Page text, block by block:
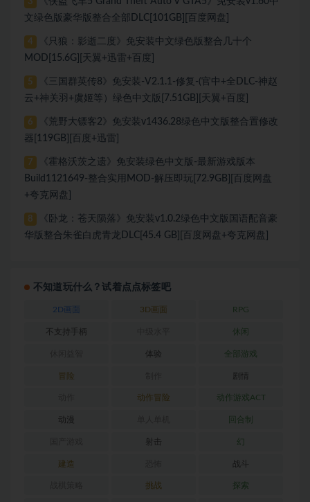
3
文绿色版豪华版整合全部DLC[101GB][百度网盘]
4
《只狼：影逝二度》免安装中文绿色版整合几十个
MOD[15.6G][天翼+迅雷+百度]
5
《三国群英传8》免安装-V2.1.1-修复-(官中+全DLC-神赵
云+神关羽+虞姬等）绿色中文版[7.51GB][天翼+百度]
6
《荒野大镖客2》免安装v1436.28绿色中文版整合置修改
器[119GB][百度+迅雷]
7
《霍格沃茨之遗》免安装绿色中文版-最新游戏版本
Build1121649-整合实用MOD-解压即玩[72.9GB][百度网盘
+夸克网盘]
8
《卧龙：苍天陨落》免安装v1.0.2绿色中文版国语配音豪
华版整合朱雀白虎青龙DLC[45.4 GB][百度网盘+夸克网盘]
不知道玩什么？试着点点标签吧
2D画面 3D画面 RPG
不支持手柄 休闲
体验 全部游戏
冒险 剧情
动作冒险 动作游戏ACT
动漫 回合制
射击 幻
建造 战斗
挑战 探索